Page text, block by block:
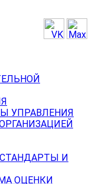
УПРАВЛЕНИЯ
И
ОЦЕНКИ